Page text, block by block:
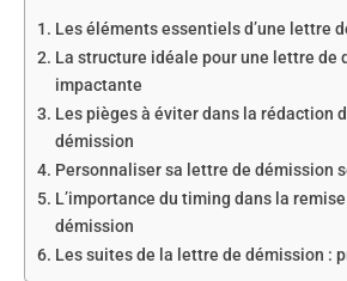
Les éléments essentiels d’une lettre
La structure idéale pour une lettre de
impactante
Les pièges à éviter dans la rédaction
démission
Personnaliser sa lettre de démission
L’importance du timing dans la
démission
Les suites de la lettre de démission :